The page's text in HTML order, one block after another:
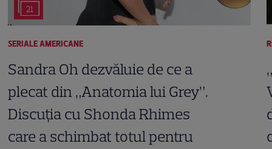
21
SERIALE AMERICANE
Sandra Oh dezvăluie de ce a
plecat din „Anatomia lui Grey”.
Discuția cu Shonda Rhimes
care a schimbat totul pentru